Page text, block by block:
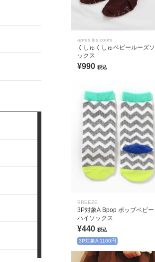
apres les cours
くしゅくしゅベビールーズソ
ックス
¥990 税込
BREEZE
3P対象A Bpop ポップベビー
ハイソックス
¥440 税込
3P対象A 1100円